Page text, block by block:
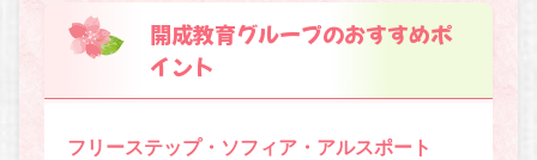
開成教育グループのおすすめポ
イント
フリーステップ・ソフィア・アルスポート